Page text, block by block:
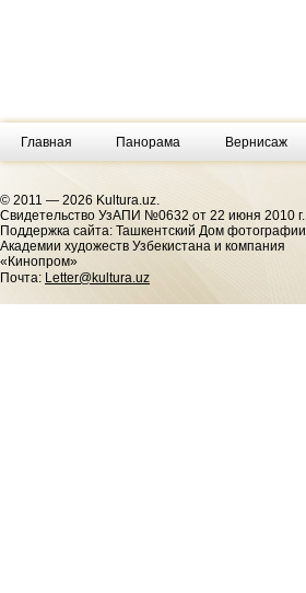
Главная Панорама Вернисаж
© 2011 — 2026 Kultura.uz.
Cвидетельство УзАПИ №0632 от 22 июня 2010 г.
Поддержка сайта: Ташкентский Дом фотографии
Академии художеств Узбекистана и компания
«Кинопром»
Почта: Letter@kultura.uz